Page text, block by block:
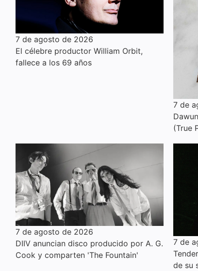
7 de agosto de 2026
El célebre productor William Orbit,
fallece a los 69 años
7 de
(True
7 de agosto de 2026
DIIV anuncian disco producido por A. G.
Cook y comparten 'The Fountain'
7 de
de su